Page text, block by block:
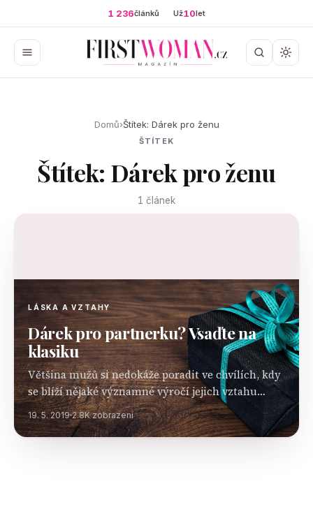
1 236článků Už10let
Domů›Štítek: Dárek pro ženu
ŠTÍTEK
Štítek: Dárek pro ženu
1 článek
LÁSKA A VZTAHY
Dárek pro partnerku? Vsaďte na
klasiku
Většina mužů si nedokáže poradit ve chvílích, kdy
se blíží nějaké významné výročí jejich vztahu
s partnerkou nebo oslava jejích narozenin. Není
žádným tajemstvím, že pánové nemají tolik
kreativního ducha, aby…
19. 5. 2019 2.8K zobrazení